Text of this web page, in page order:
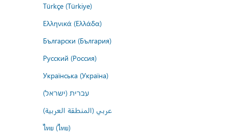
Türkçe (Türkiye)
Ελληνικά (Ελλάδα)
Български (България)
Русский (Россия)
Українська (Україна)
עברית (ישראל)
عربي (المنطقة العربية)
ไทย (ไทย)